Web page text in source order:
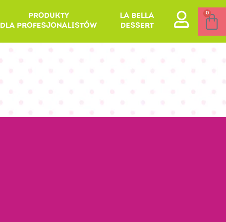
PRODUKTY
DLA PROFESJONALISTÓW
LA BELLA
DESSERT
0